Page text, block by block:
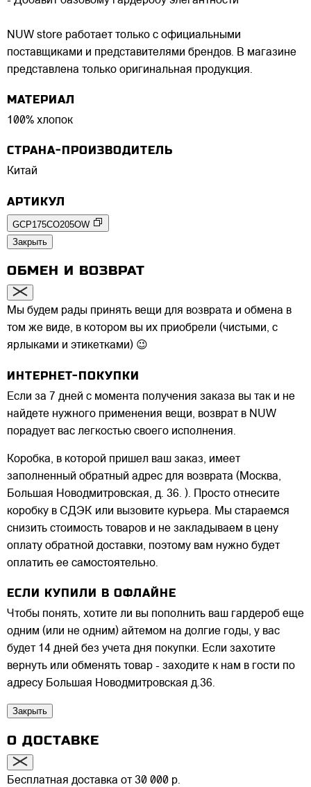
NUW store работает только с официальными
поставщиками и представителями брендов. В магазине
представлена только оригинальная продукция.
МАТЕРИАЛ
100% хлопок
СТРАНА-ПРОИЗВОДИТЕЛЬ
Китай
АРТИКУЛ
GCP175CO205OW
Закрыть
ОБМЕН И ВОЗВРАТ
Мы будем рады принять вещи для возврата и обмена в
том же виде, в котором вы их приобрели (чистыми, с
ярлыками и этикетками) 😉
ИНТЕРНЕТ-ПОКУПКИ
Если за 7 дней с момента получения заказа вы так и не
найдете нужного применения вещи, возврат в NUW
порадует вас легкостью своего исполнения.
Коробка, в которой пришел ваш заказ, имеет
заполненный обратный адрес для возврата (Москва,
Большая Новодмитровская, д. 36. ). Просто отнесите
коробку в СДЭК или вызовите курьера. Мы стараемся
снизить стоимость товаров и не закладываем в цену
оплату обратной доставки, поэтому вам нужно будет
оплатить ее самостоятельно.
ЕСЛИ КУПИЛИ В ОФЛАЙНЕ
Чтобы понять, хотите ли вы пополнить ваш гардероб еще
одним (или не одним) айтемом на долгие годы, у вас
будет 14 дней без учета дня покупки. Если захотите
вернуть или обменять товар - заходите к нам в гости по
адресу Большая Новодмитровская д.36.
Закрыть
О ДОСТАВКЕ
Бесплатная доставка от 30 000 р.